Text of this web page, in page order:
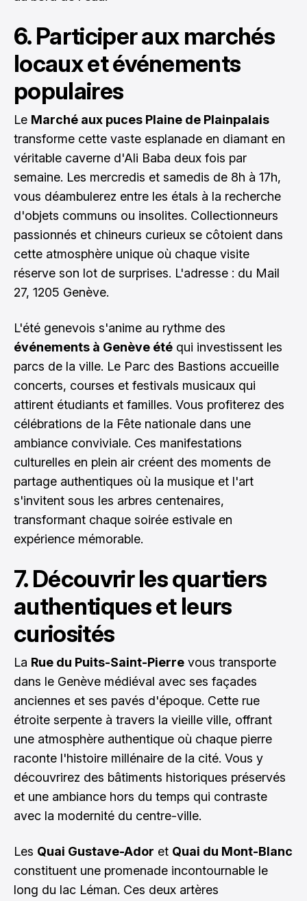
6. Participer aux marchés
locaux et événements
populaires
Le Marché aux puces Plaine de Plainpalais
transforme cette vaste esplanade en diamant en
véritable caverne d'Ali Baba deux fois par
semaine. Les mercredis et samedis de 8h à 17h,
vous déambulerez entre les étals à la recherche
d'objets communs ou insolites. Collectionneurs
passionnés et chineurs curieux se côtoient dans
cette atmosphère unique où chaque visite
réserve son lot de surprises. L'adresse : du Mail
27, 1205 Genève.
L'été genevois s'anime au rythme des
événements à Genève été qui investissent les
parcs de la ville. Le Parc des Bastions accueille
concerts, courses et festivals musicaux qui
attirent étudiants et familles. Vous profiterez des
célébrations de la Fête nationale dans une
ambiance conviviale. Ces manifestations
culturelles en plein air créent des moments de
partage authentiques où la musique et l'art
s'invitent sous les arbres centenaires,
transformant chaque soirée estivale en
expérience mémorable.
7. Découvrir les quartiers
authentiques et leurs
curiosités
La Rue du Puits-Saint-Pierre vous transporte
dans le Genève médiéval avec ses façades
anciennes et ses pavés d'époque. Cette rue
étroite serpente à travers la vieille ville, offrant
une atmosphère authentique où chaque pierre
raconte l'histoire millénaire de la cité. Vous y
découvrirez des bâtiments historiques préservés
et une ambiance hors du temps qui contraste
avec la modernité du centre-ville.
Les Quai Gustave-Ador et Quai du Mont-Blanc
constituent une promenade incontournable le
long du lac Léman. Ces deux artères